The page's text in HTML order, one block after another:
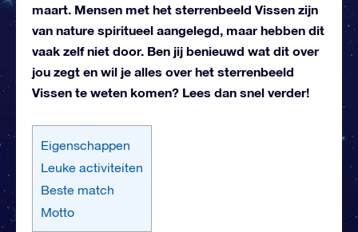
maart. Mensen met het sterrenbeeld Vissen zijn
van nature spiritueel aangelegd, maar hebben dit
vaak zelf niet door. Ben jij benieuwd wat dit over
jou zegt en wil je alles over het sterrenbeeld
Vissen te weten komen? Lees dan snel verder!
Eigenschappen
Leuke activiteiten
Beste match
Motto